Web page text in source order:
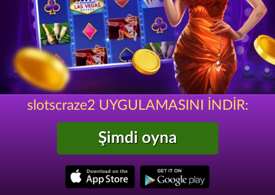
slotscraze2 UYGULAMASINI İNDİR:
Şimdi oyna